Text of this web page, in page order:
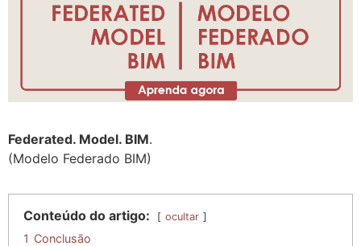
Federated. Model. BIM.
(Modelo Federado BIM)
Conteúdo do artigo: ocultar
1 Conclusão